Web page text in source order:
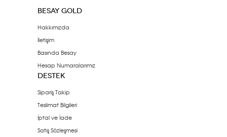
BESAY GOLD
Hakkımızda
İletişim
Basında Besay
Hesap Numaralarımız
DESTEK
Sipariş Takip
Teslimat Bilgileri
İptal ve İade
Satış Sözleşmesi